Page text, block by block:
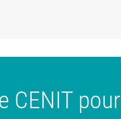
CENIT